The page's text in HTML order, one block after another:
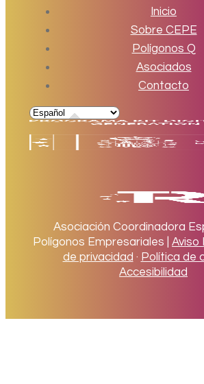
Inicio
Sobre CEPE
Polígonos Q
Asociados
Contacto
Asociación Coordinadora
Polígonos Empresariales | Aviso
de privacidad · Política de
Accesibilidad